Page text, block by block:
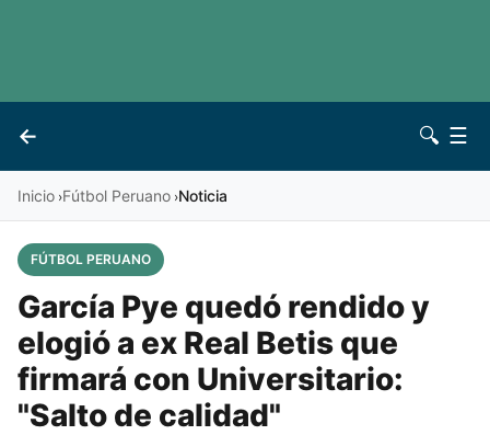
←
Vives 🔍 ☰
Inicio ›Fútbol Peruano ›Noticia
FÚTBOL PERUANO
García Pye quedó rendido y
elogió a ex Real Betis que
firmará con Universitario:
"Salto de calidad"